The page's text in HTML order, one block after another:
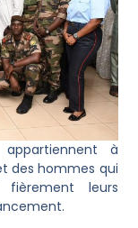
à
des hommes qui
leurs